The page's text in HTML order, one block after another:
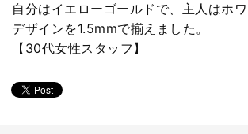
自分はイエローゴールドで、主人はホワ
デザインを1.5mmで揃えました。
【30代女性スタッフ】